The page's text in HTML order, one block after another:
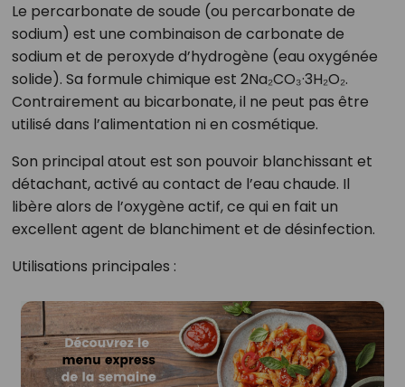
Le percarbonate de soude (ou percarbonate de
sodium) est une combinaison de carbonate de
sodium et de peroxyde d’hydrogène (eau oxygénée
solide). Sa formule chimique est 2Na₂CO₃·3H₂O₂.
Contrairement au bicarbonate, il ne peut pas être
utilisé dans l’alimentation ni en cosmétique.
Son principal atout est son pouvoir blanchissant et
détachant, activé au contact de l’eau chaude. Il
libère alors de l’oxygène actif, ce qui en fait un
excellent agent de blanchiment et de désinfection.
Utilisations principales :